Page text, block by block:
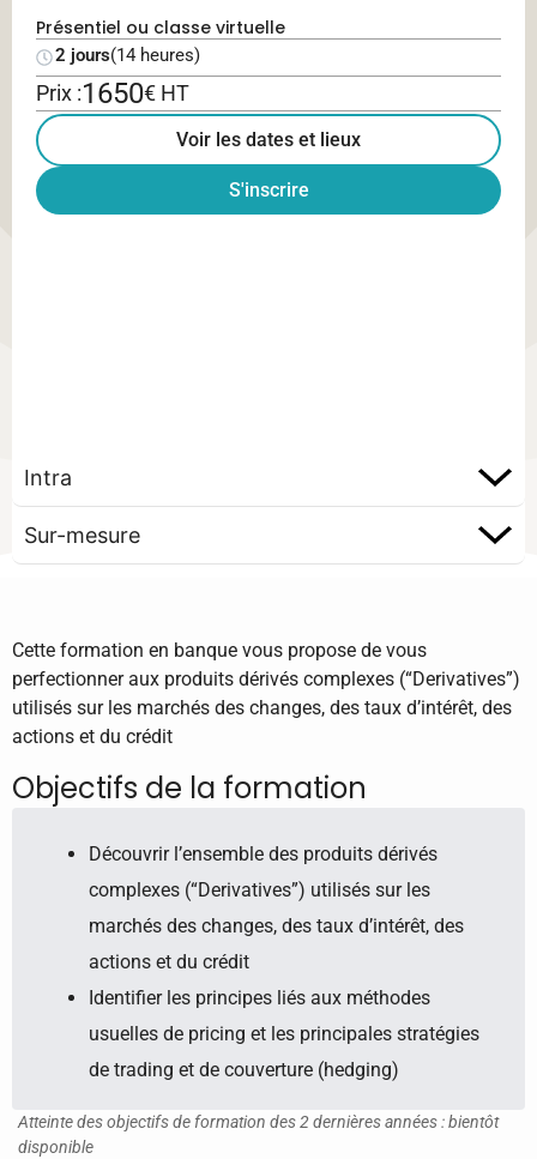
Présentiel ou classe virtuelle
2 jours(14 heures)
Prix :1650€ HT
Voir les dates et lieux
S'inscrire
Intra
Sur-mesure
Cette formation en banque vous propose de vous
perfectionner aux produits dérivés complexes (“Derivatives”)
utilisés sur les marchés des changes, des taux d’intérêt, des
actions et du crédit
Objectifs de la formation
Découvrir l’ensemble des produits dérivés
complexes (“Derivatives”) utilisés sur les
marchés des changes, des taux d’intérêt, des
actions et du crédit
Identifier les principes liés aux méthodes
usuelles de pricing et les principales stratégies
de trading et de couverture (hedging)
Atteinte des objectifs de formation des 2 dernières années : bientôt
disponible